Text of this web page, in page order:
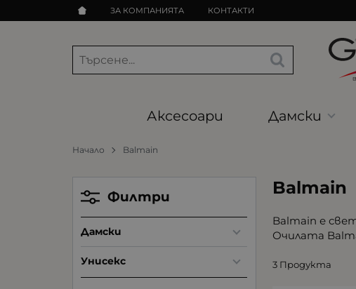
ЗА КОМПАНИЯТА КОНТАКТИ
Аксесоари Дамски
Начало Balmain
Balmain
Balmain е
Очилата
3 Продукта
Филтри
Дамски
Унисекс